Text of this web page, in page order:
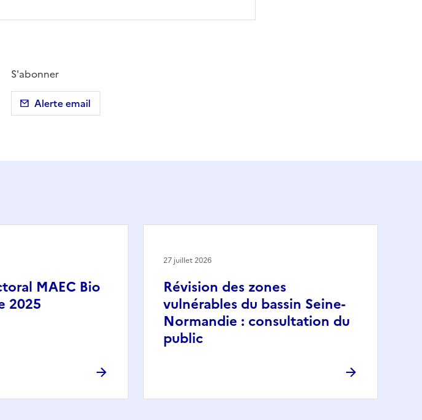
papier
S'abonner
Alerte email
MAEC Bio
2025
Révision des zones
vulnérables du bassin Seine-
Normandie : consultation du
public
27 juillet 2026